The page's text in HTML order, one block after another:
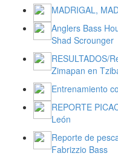
MADRIGAL,
Anglers Bass
Shad Scrounger
RESULTADOS/
Zimapan en
Entrenamiento
REPORTE
León
Reporte de
Fabrizzio Bass